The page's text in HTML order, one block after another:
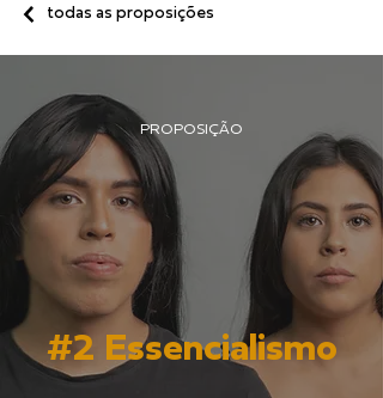
todas as proposições
PROPOSIÇÃO
#2 Essencialismo